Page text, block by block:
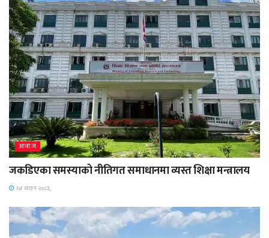
आवाज
जकडिएका समस्याको नीतिगत समाधानमा व्यस्त शिक्षा मन्त्रालय
२४ साउन २०८३,